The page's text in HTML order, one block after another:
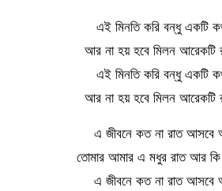
এই মিনতি করি বন্ধু একটি
আর না হয় হবে মিলন আরেকটি
এই মিনতি করি বন্ধু একটি
আর না হয় হবে মিলন আরেকটি
এ জীবনে কত না রাত আসবে
তোমার আমার এ মধুর রাত আর
এ জীবনে কত না রাত আসবে